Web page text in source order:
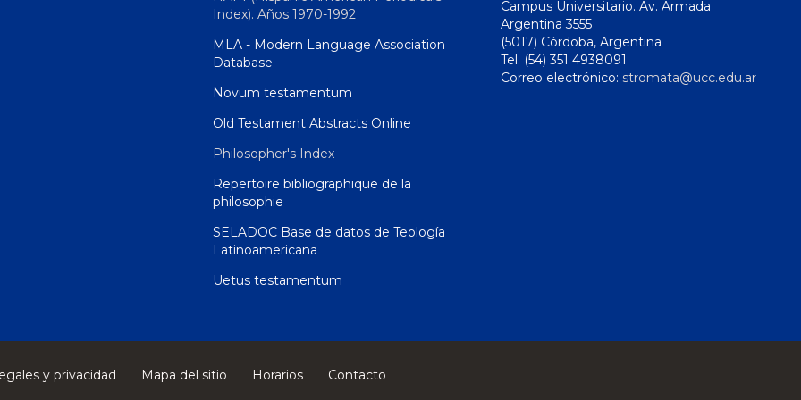
Index). Años 1970-1992
MLA - Modern Language Association
Database
Novum testamentum
Old Testament Abstracts Online
Philosopher's Index
Repertoire bibliographique de la
philosophie
SELADOC Base de datos de Teología
Latinoamericana
Uetus testamentum
Campus Universitario. Av. Armada
Argentina 3555
(5017) Córdoba, Argentina
Tel. (54) 351 4938091
Correo electrónico: stromata@ucc.edu.ar
y privacidad Mapa del sitio Horarios
Contacto